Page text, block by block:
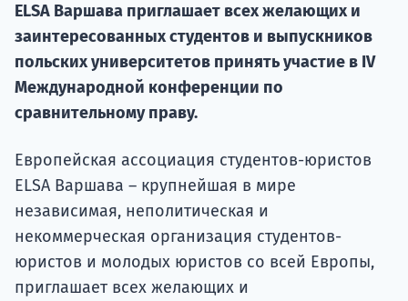
ELSA Варшава приглашает всех желающих и
заинтересованных студентов и выпускников
польских университетов принять участие в IV
Международной конференции по
сравнительному праву.
Европейская ассоциация студентов-юристов
ELSA Варшава – крупнейшая в мире
независимая, неполитическая и
некоммерческая организация студентов-
юристов и молодых юристов со всей Европы,
приглашает всех желающих и